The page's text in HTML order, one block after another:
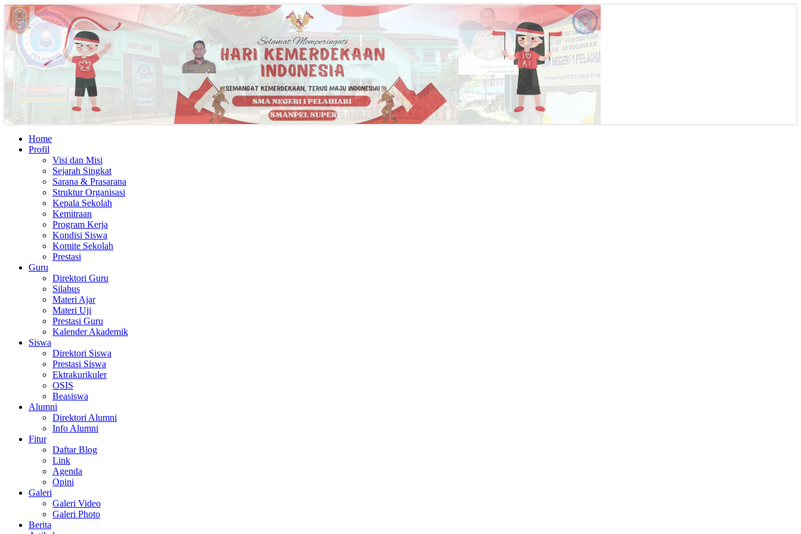
Home
Profil
Visi dan Misi
Sejarah Singkat
Sarana & Prasarana
Struktur Organisasi
Kepala Sekolah
Kemitraan
Program Kerja
Kondisi Siswa
Komite Sekolah
Prestasi
Guru
Direktori Guru
Silabus
Materi Ajar
Materi Uji
Prestasi Guru
Kalender Akademik
Siswa
Direktori Siswa
Prestasi Siswa
Ektrakurikuler
OSIS
Beasiswa
Alumni
Direktori Alumni
Info Alumni
Fitur
Daftar Blog
Link
Agenda
Opini
Galeri
Galeri Video
Galeri Photo
Berita